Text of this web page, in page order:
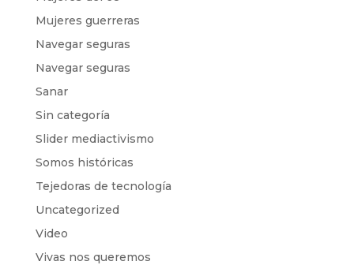
Mujeres guerreras
Navegar seguras
Navegar seguras
Sanar
Sin categoría
Slider mediactivismo
Somos históricas
Tejedoras de tecnología
Uncategorized
Video
Vivas nos queremos